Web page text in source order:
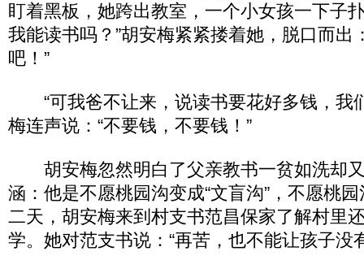
盯着黑板，她跨出教室，一个小女孩一下子
我能读书吗？”胡安梅紧紧搂着她，脱口而出
吧！”
“可我爸不让来，说读书要花好多钱，我
梅连声说：“不要钱，不要钱！”
胡安梅忽然明白了父亲教书一贫如洗却
涵：他是不愿桃园沟变成“文盲沟”，不愿桃
二天，胡安梅来到村支书范昌保家了解村里
学。她对范支书说：“再苦，也不能让孩子没